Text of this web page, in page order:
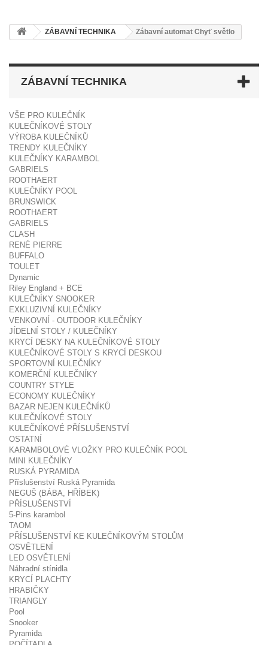
ZÁBAVNÍ TECHNIKA Zábavní automat Chyť světlo
ZÁBAVNÍ TECHNIKA
VŠE PRO KULEČNÍK
KULEČNÍKOVÉ STOLY
VÝROBA KULEČNÍKŮ
TRENDY KULEČNÍKY
KULEČNÍKY KARAMBOL
GABRIELS
ROOTHAERT
KULEČNÍKY POOL
BRUNSWICK
ROOTHAERT
GABRIELS
CLASH
RENÉ PIERRE
BUFFALO
TOULET
Dynamic
Riley England + BCE
KULEČNÍKY SNOOKER
EXKLUZIVNÍ KULEČNÍKY
VENKOVNÍ - OUTDOOR KULEČNÍKY
JÍDELNÍ STOLY / KULEČNÍKY
KRYCÍ DESKY NA KULEČNÍKOVÉ STOLY
KULEČNÍKOVÉ STOLY S KRYCÍ DESKOU
SPORTOVNÍ KULEČNÍKY
KOMERČNÍ KULEČNÍKY
COUNTRY STYLE
ECONOMY KULEČNÍKY
BAZAR NEJEN KULEČNÍKŮ
KULEČNÍKOVÉ STOLY
KULEČNÍKOVÉ PŘÍSLUŠENSTVÍ
OSTATNÍ
KARAMBOLOVÉ VLOŽKY PRO KULEČNÍK POOL
MINI KULEČNÍKY
RUSKÁ PYRAMIDA
Příslušenství Ruská Pyramida
NEGUŠ (BÁBA, HŘÍBEK)
PŘÍSLUŠENSTVÍ
5-Pins karambol
TAOM
PŘÍSLUŠENSTVÍ KE KULEČNÍKOVÝM STOLŮM
OSVĚTLENÍ
LED OSVĚTLENÍ
Náhradní stínidla
KRYCÍ PLACHTY
HRABIČKY
TRIANGLY
Pool
Snooker
Pyramida